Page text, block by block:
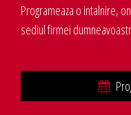
Programeaza o intalnire,
sediul firmei